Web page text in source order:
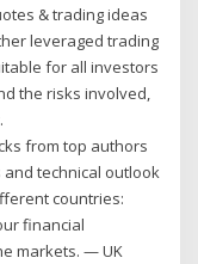
& trading ideas
leveraged trading
for all investors
the risks involved,
from top authors
technical outlook
countries:
financial
markets. — UK